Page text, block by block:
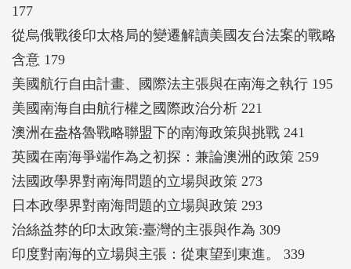
177
從烏俄戰後印太格局的變遷解讀美國友台法案的戰略
含意 179
美國航行自由計畫、國際法主張與在南海之執行 195
美國南海自由航行權之國際政治分析 221
澳洲在盎格魯戰略聯盟下的南海政策與挑戰 241
英國在南海爭端作為之初探：兼論澳洲的政策 259
法國政學界對南海問題的立場與政策 273
日本政學界對南海問題的立場與政策 293
治絲益棼的印太政策:臺灣的主張與作為 309
印度對南海的立場與主張：從東望到東進。 339